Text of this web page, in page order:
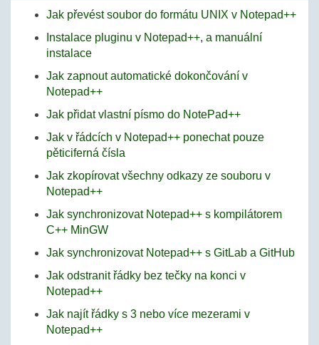
Jak převést soubor do formátu UNIX v Notepad++
Instalace pluginu v Notepad++, a manuální
instalace
Jak zapnout automatické dokončování v
Notepad++
Jak přidat vlastní písmo do NotePad++
Jak v řádcích v Notepad++ ponechat pouze
pěticiferná čísla
Jak zkopírovat všechny odkazy ze souboru v
Notepad++
Jak synchronizovat Notepad++ s kompilátorem
C++ MinGW
Jak synchronizovat Notepad++ s GitLab a GitHub
Jak odstranit řádky bez tečky na konci v
Notepad++
Jak najít řádky s 3 nebo více mezerami v
Notepad++